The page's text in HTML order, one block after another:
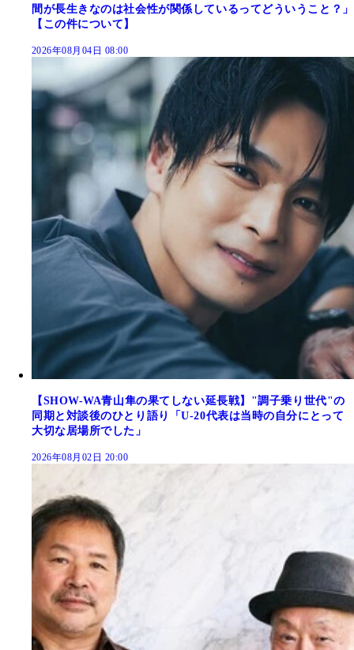
間が長生きなのは社会性が関係しているってどういうこと？」
【この件について】
2026年08月04日 08:00
【SHOW-WA青山隼の果てしない延長戦】"調子乗り世代"の
同期と対談後のひとり語り「U-20代表は当時の自分にとって
大切な居場所でした」
2026年08月02日 20:00